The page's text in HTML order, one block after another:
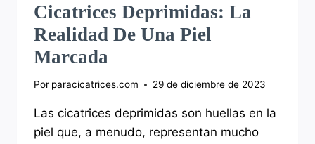
Cicatrices Deprimidas: La
Realidad De Una Piel
Marcada
Por paracicatrices.com 29 de diciembre de 2023
Las cicatrices deprimidas son huellas en la
piel que, a menudo, representan mucho